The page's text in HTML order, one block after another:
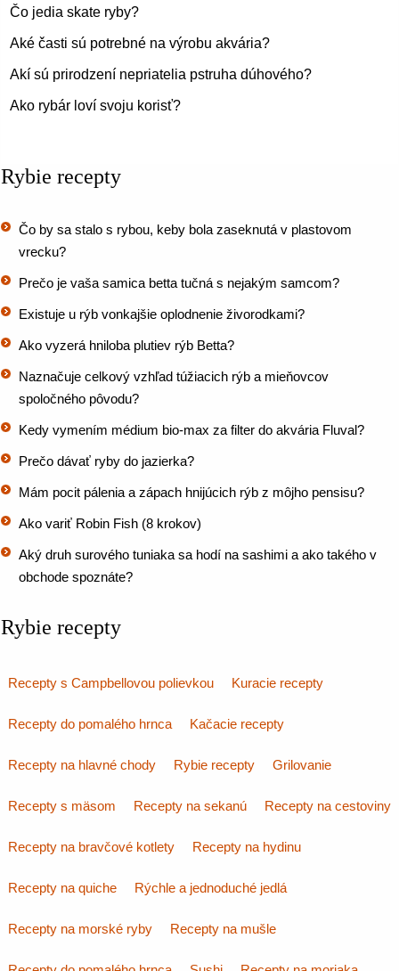
Čo jedia skate ryby?
Aké časti sú potrebné na výrobu akvária?
Akí sú prirodzení nepriatelia pstruha dúhového?
Ako rybár loví svoju korisť?
Rybie recepty
Čo by sa stalo s rybou, keby bola zaseknutá v plastovom
vrecku?
Prečo je vaša samica betta tučná s nejakým samcom?
Existuje u rýb vonkajšie oplodnenie živorodkami?
Ako vyzerá hniloba plutiev rýb Betta?
Naznačuje celkový vzhľad túžiacich rýb a mieňovcov
spoločného pôvodu?
Kedy vymením médium bio-max za filter do akvária Fluval?
Prečo dávať ryby do jazierka?
Mám pocit pálenia a zápach hnijúcich rýb z môjho pensisu?
Ako variť Robin Fish (8 krokov)
Aký druh surového tuniaka sa hodí na sashimi a ako takého v
obchode spoznáte?
Rybie recepty
Recepty s Campbellovou polievkou Kuracie recepty
Recepty do pomalého hrnca Kačacie recepty
Recepty na hlavné chody Rybie recepty Grilovanie
Recepty s mäsom Recepty na sekanú Recepty na cestoviny
Recepty na bravčové kotlety Recepty na hydinu
Recepty na quiche Rýchle a jednoduché jedlá
Recepty na morské ryby Recepty na mušle